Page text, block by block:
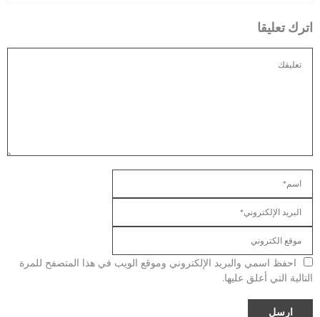
اترك تعليقا
احفظ اسمي والبريد الإلكتروني وموقع الويب في هذا المتصفح للمرة
التالية التي أعلق عليها.